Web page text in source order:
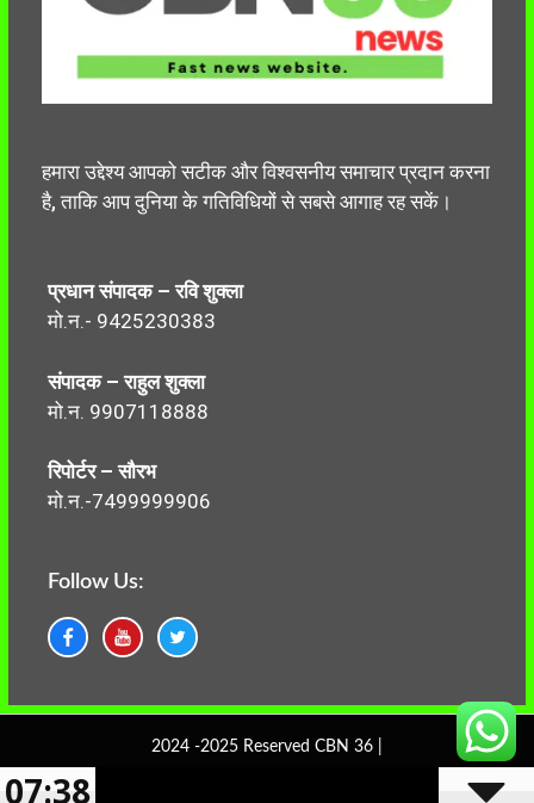
हमारा उद्देश्य आपको सटीक और विश्वसनीय समाचार प्रदान करना
है, ताकि आप दुनिया के गतिविधियों से सबसे आगाह रह सकें।
प्रधान संपादक – रवि शुक्ला
मो.न.- 9425230383
संपादक – राहुल शुक्ला
मो.न. 9907118888
रिपोर्टर – सौरभ
मो.न.-7499999906
Follow Us:
2024 -2025 Reserved CBN 36 |
07:38